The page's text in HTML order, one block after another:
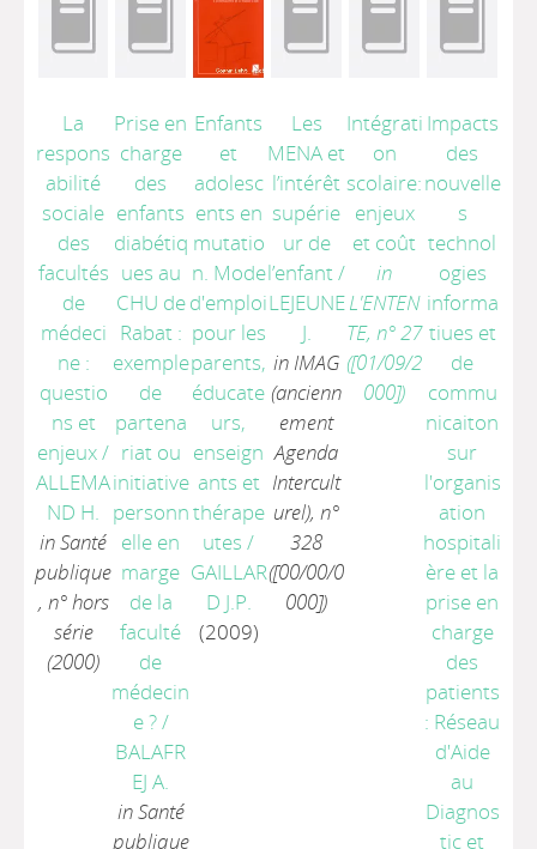
La
respons
abilité
sociale
des
facultés
de
médeci
ne :
questio
ns et
enjeux/
ALLEMA
ND H.
in Santé
publique
, n° hors
série
(2000)
Prise en
charge
des
enfants
diabétiq
ues au
CHU de
Rabat :
exemple
de
partena
riat ou
initiative
personn
elle en
marge
de la
faculté
de
médecin
e ?/
BALAFR
EJ A.
in Santé
publique
Enfants
et
adolesc
ents en
mutatio
n. Mode
d'emploi
pour les
parents,
éducate
urs,
enseign
ants et
thérape
utes /
GAILLAR
D J.P.
(2009)
Les
MENA et
l’intérêt
supérie
ur de
l’enfant/
LEJEUNE
J.
in IMAG
(ancienn
ement
Agenda
Intercult
urel), n°
328
([00/00/0
000])
Intégrati
on
scolaire:
enjeux
et coût
in
L'ENTEN
TE, n° 27
([01/09/2
000])
Impacts
des
nouvelle
s
technol
ogies
informa
tiues et
de
commu
nicaiton
sur
l'organis
ation
hospitali
ère et la
prise en
charge
des
patients
: Réseau
d'Aide
au
Diagnos
tic et